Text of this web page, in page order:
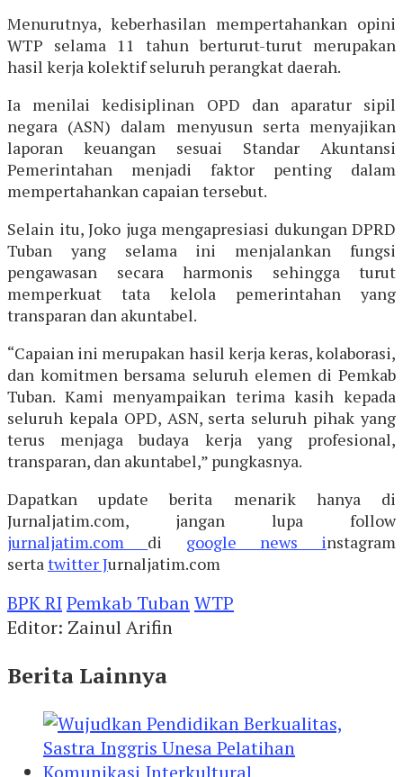
Menurutnya, keberhasilan mempertahankan opini
WTP selama 11 tahun berturut-turut merupakan
hasil kerja kolektif seluruh perangkat daerah.
Ia menilai kedisiplinan OPD dan aparatur sipil
negara (ASN) dalam menyusun serta menyajikan
laporan keuangan sesuai Standar Akuntansi
Pemerintahan menjadi faktor penting dalam
mempertahankan capaian tersebut.
Selain itu, Joko juga mengapresiasi dukungan DPRD
Tuban yang selama ini menjalankan fungsi
pengawasan secara harmonis sehingga turut
memperkuat tata kelola pemerintahan yang
transparan dan akuntabel.
“Capaian ini merupakan hasil kerja keras, kolaborasi,
dan komitmen bersama seluruh elemen di Pemkab
Tuban. Kami menyampaikan terima kasih kepada
seluruh kepala OPD, ASN, serta seluruh pihak yang
terus menjaga budaya kerja yang profesional,
transparan, dan akuntabel,” pungkasnya.
Dapatkan update berita menarik hanya di
Jurnaljatim.com, jangan lupa follow
jurnaljatim.com di google news instagram
sertatwitter Jurnaljatim.com
BPK RIPemkab TubanWTP
Editor: Zainul Arifin
Berita Lainnya